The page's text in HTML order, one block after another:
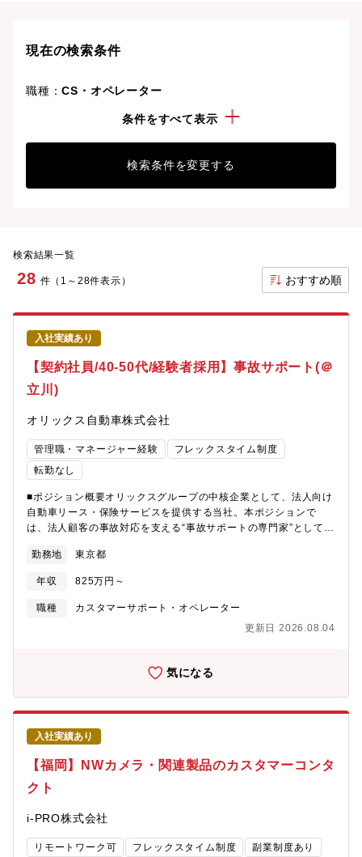
ましょう。想定年収が高い順に検索結果を並べ替える
現在の検索条件
職種：CS・オペレーター
フレックスタイム制度
条件をすべて表示
検索条件を変更する
検索結果一覧
28 件（1～28件表示） おすすめ順
入社実績あり
【契約社員/40-50代/経験者採用】事故サポート(＠
立川)
オリックス自動車株式会社
管理職・マネージャー経験
フレックスタイム制度
転勤なし
■ポジション概要オリックスグループの中核企業として、法人向け
自動車リース・保険サービスを提供する当社。本ポジションで
は、法人顧客の事故対応を支える“事故サポートの専門家”として、
ただきます。現場対応ではなく、専門性・判断力・調整力を活か
すデスクワーク中心の業務です。【職務内容】・事故受付後の進
捗管理、損害保険会社との連携・事故対応状況の確認および営業
部門へのフィードバック・営業部門・リスクコンサルティング部
ローの構築、説明会の実施・事故データの分析、事故分析レポー
成】セーフティーサービス部（損害保険代理店業務）全国で102名
が在籍し、同様の業務を行うメンバーと連携しながら業務を進め
ます。 ・浜松町勤務：男性7名、女性0名・立川勤務 ：男性10
名、女性36名・名古屋勤務：男性2名、女性0名・大阪勤務 ：男
性16名、女性31名 ■チーム構成（セーフティーサービス部事故サ
ポート課）在籍：8名（男性4名／女性4名）損害保険会社の損害サ
ービス部門経験者が中核として活躍中「保険会社側の視点がわか
るメンバーが近くにいる」そんな安心感のある職場です。【入社
後のOJT期間や内容】・入社～1か月：OJT担当のサポートのも
ながら、実務スキルを定着・3か月以降：独り立ち（チームでのフ
ォロー体制あり）段階的に成長できる環境で、無理なく業務に馴
染んでいただけます。【キャリアパス】・契約社員スタート（無
勤務地 東京都
年収 825万円～
職種
カスタマーサポート・オペレーター
更新日 2026.08.04
気になる
入社実績あり
【福岡】NWカメラ・関連製品のカスタマーコンタ
クト
i-PRO株式会社
リモートワーク可 フレックスタイム制度 副業制度あり